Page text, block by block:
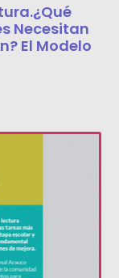
Necesitan
El Modelo